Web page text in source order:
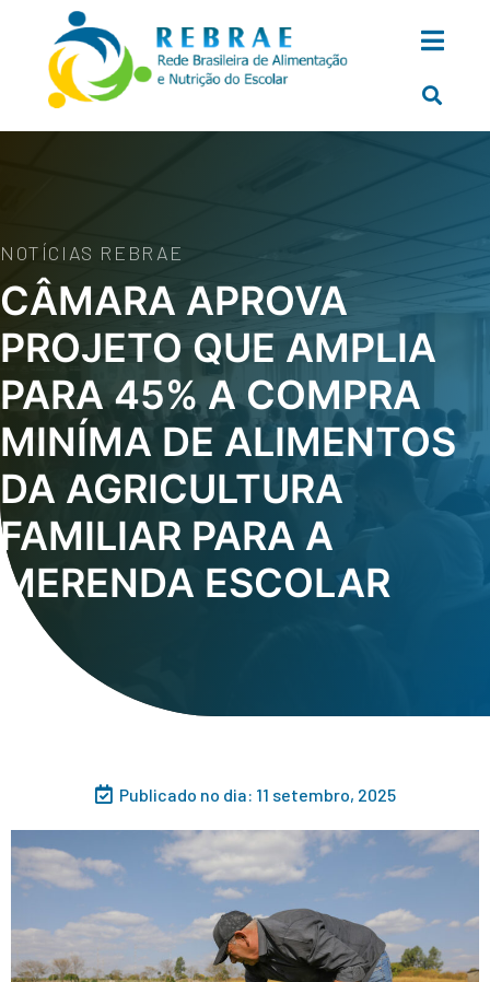
NOTÍCIAS REBRAE
CÂMARA APROVA
PROJETO QUE AMPLIA
PARA 45% A COMPRA
MINÍMA DE ALIMENTOS
DA AGRICULTURA
FAMILIAR PARA A
MERENDA ESCOLAR
Publicado no dia: 11 setembro, 2025